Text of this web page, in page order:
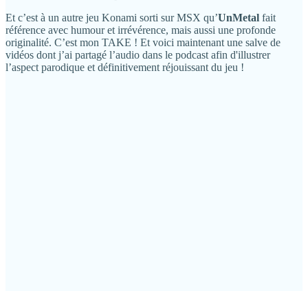
Et c’est à un autre jeu Konami sorti sur MSX qu’UnMetal fait
référence avec humour et irrévérence, mais aussi une profonde
originalité. C’est mon TAKE ! Et voici maintenant une salve de
vidéos dont j’ai partagé l’audio dans le podcast afin d'illustrer
l’aspect parodique et définitivement réjouissant du jeu !